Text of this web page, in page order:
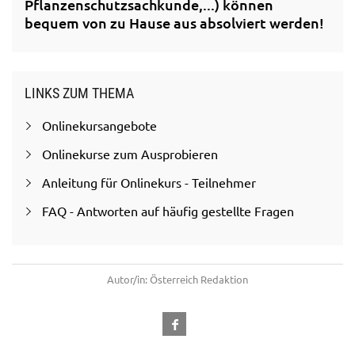
Pflanzenschutzsachkunde,...) können
bequem von zu Hause aus absolviert werden!
LINKS ZUM THEMA
Onlinekursangebote
Onlinekurse zum Ausprobieren
Anleitung für Onlinekurs - Teilnehmer
FAQ - Antworten auf häufig gestellte Fragen
Autor/in: Österreich Redaktion